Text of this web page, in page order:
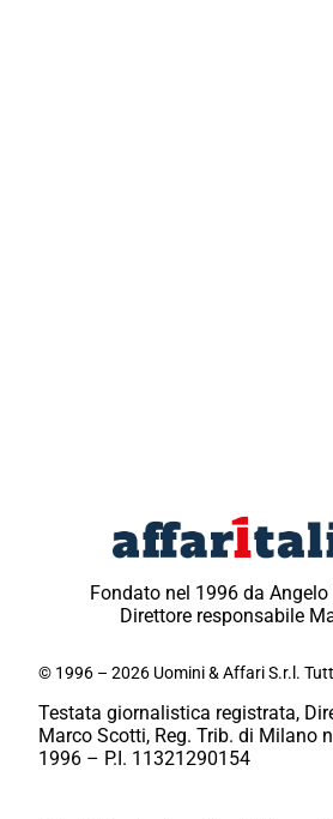
Fondato nel 1996 da
Direttore responsabile
© 1996 – 2026 Uomini & Affari S.r.l.
Testata giornalistica registrata,
Marco Scotti, Reg. Trib. di Milano
1996 – P.I. 11321290154